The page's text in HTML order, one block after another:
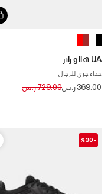
UA هالو رانر
حذاء جري للرجال
369.00 ر.س Price reduced from
729.00 ر.س to
-%30